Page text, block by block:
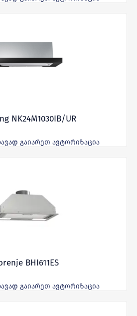
NK24M1030IB/UR
გაიარეთ ავტორიზაცია
BHI611ES
გაიარეთ ავტორიზაცია